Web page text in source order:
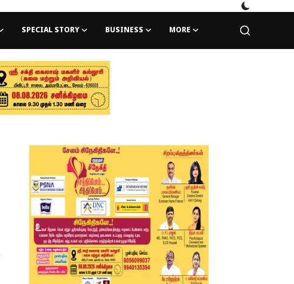
SPECIAL STORY BUSINESS MORE